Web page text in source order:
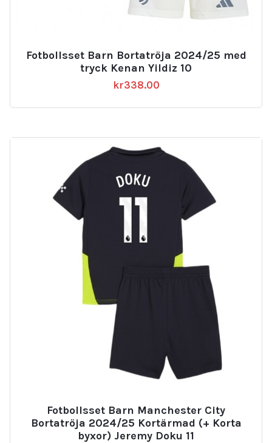
Fotbollsset Barn Bortatröja 2024/25 med
tryck Kenan Yildiz 10
kr338.00
Fotbollsset Barn Manchester City
Bortatröja 2024/25 Kortärmad (+ Korta
byxor) Jeremy Doku 11